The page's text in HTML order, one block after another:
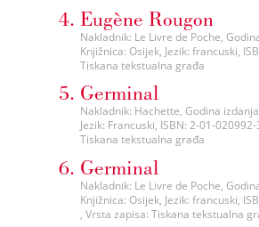
Eugène Rougon
Nakladnik: Le Livre de Poche,
Knjižnica: Osijek, Jezik: francuski,
Tiskana tekstualna građa
Germinal
Nakladnik: Hachette, Godina
Jezik: Francuski, ISBN: 2-01-
Tiskana tekstualna građa
Germinal
Nakladnik: Le Livre de Poche,
Knjižnica: Osijek, Jezik: francuski,
, Vrsta zapisa: Tiskana tekstualna